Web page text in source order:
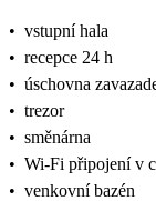
• vstupní hala
• recepce 24 h
• úschovna
• trezor
• směnárna
• Wi-Fi připojení v
• venkovní bazén